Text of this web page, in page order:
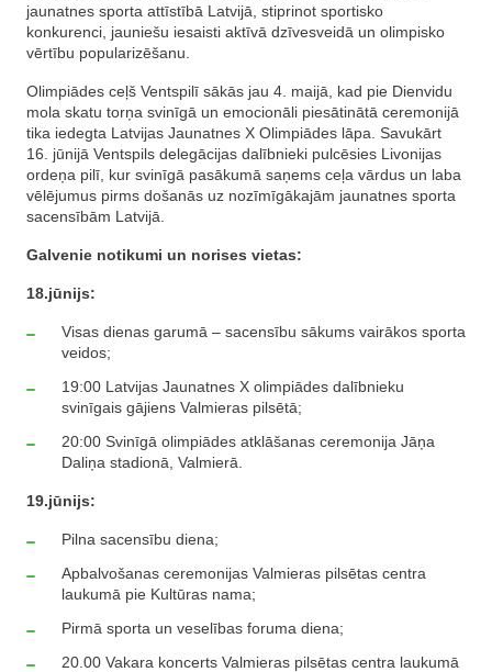
jaunatnes sporta attīstībā Latvijā, stiprinot sportisko
konkurenci, jauniešu iesaisti aktīvā dzīvesveidā un olimpisko
vērtību popularizēšanu.
Olimpiādes ceļš Ventspilī sākās jau 4. maijā, kad pie Dienvidu
mola skatu torņa svinīgā un emocionāli piesātinātā ceremonijā
tika iedegta Latvijas Jaunatnes X Olimpiādes lāpa. Savukārt
16. jūnijā Ventspils delegācijas dalībnieki pulcēsies Livonijas
ordeņa pilī, kur svinīgā pasākumā saņems ceļa vārdus un laba
vēlējumus pirms došanās uz nozīmīgākajām jaunatnes sporta
sacensībām Latvijā.
Galvenie notikumi un norises vietas:
18.jūnijs:
Visas dienas garumā – sacensību sākums vairākos sporta
veidos;
19:00 Latvijas Jaunatnes X olimpiādes dalībnieku
svinīgais gājiens Valmieras pilsētā;
20:00 Svinīgā olimpiādes atklāšanas ceremonija Jāņa
Daliņa stadionā, Valmierā.
19.jūnijs:
Pilna sacensību diena;
Apbalvošanas ceremonijas Valmieras pilsētas centra
laukumā pie Kultūras nama;
Pirmā sporta un veselības foruma diena;
20.00 Vakara koncerts Valmieras pilsētas centra laukumā